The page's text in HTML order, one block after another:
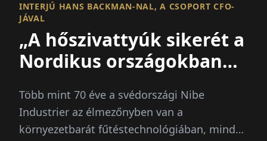
INTERJÚ HANS BACKMAN-NAL, A CSOPORT CFO-
JÁVAL
„A hőszivattyúk sikerét a
Nordikus országokban
ismételni”
Több mint 70 éve a svédországi Nibe
Industrier az élmezőnyben van a
környezetbarát fűtéstechnológiában, mind